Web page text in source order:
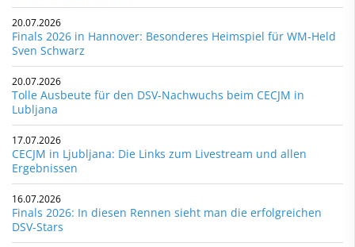
20.07.2026
Finals 2026 in Hannover: Besonderes Heimspiel für WM-Held
Sven Schwarz
20.07.2026
Tolle Ausbeute für den DSV-Nachwuchs beim CECJM in
Lubljana
17.07.2026
CECJM in Ljubljana: Die Links zum Livestream und allen
Ergebnissen
16.07.2026
Finals 2026: In diesen Rennen sieht man die erfolgreichen
DSV-Stars